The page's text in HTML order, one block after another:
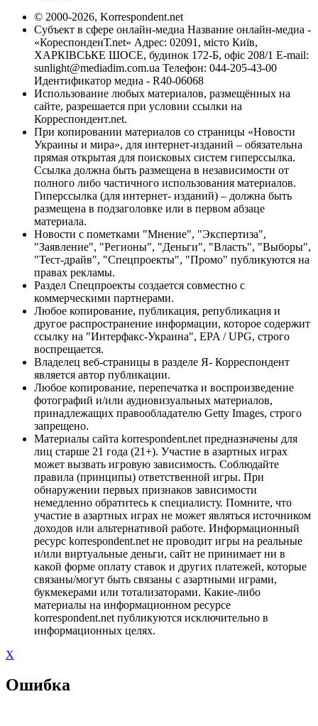
© 2000-2026, Korrespondent.net
Субъект в сфере онлайн-медиа Название онлайн-медиа -
«КореспонденТ.net» Адрес: 02091, місто Київ,
ХАРКІВСЬКЕ ШОСЕ, будинок 172-Б, офіс 208/1 E-mail:
sunlight@mediadim.com.ua Телефон: 044-205-43-00
Идентификатор медиа - R40-06068
Использование любых материалов, размещённых на
сайте, разрешается при условии ссылки на
Корреспондент.net.
При копировании материалов со страницы «Новости
Украины и мира», для интернет-изданий – обязательна
прямая открытая для поисковых систем гиперссылка.
Ссылка должна быть размещена в независимости от
полного либо частичного использования материалов.
Гиперссылка (для интернет- изданий) – должна быть
размещена в подзаголовке или в первом абзаце
материала.
Новости с пометками "Мнение", "Экспертиза",
"Заявление", "Регионы", "Деньги", "Власть", "Выборы",
"Тест-драйв", "Спецпроекты", "Промо" публикуются на
правах рекламы.
Раздел Спецпроекты создается совместно с
коммерческими партнерами.
Любое копирование, публикация, републикация и
другое распространение информации, которое содержит
ссылку на "Интерфакс-Украина", EPA / UPG, строго
воспрещается.
Владелец веб-страницы в разделе Я- Корреспондент
является автор публикации.
Любое копирование, перепечатка и воспроизведение
фотографий и/или аудиовизуальных материалов,
принадлежащих правообладателю Getty Images, строго
запрещено.
Материалы сайта korrespondent.net предназначены для
лиц старше 21 года (21+). Участие в азартных играх
может вызвать игровую зависимость. Соблюдайте
правила (принципы) ответственной игры. При
обнаружении первых признаков зависимости
немедленно обратитесь к специалисту. Помните, что
участие в азартных играх не может являться источником
доходов или альтернативой работе. Информационный
ресурс korrespondent.net не проводит игры на реальные
и/или виртуальные деньги, сайт не принимает ни в
какой форме оплату ставок и других платежей, которые
связаны/могут быть связаны с азартными играми,
букмекерами или тотализаторами. Какие-либо
материалы на информационном ресурсе
korrespondent.net публикуются исключительно в
информационных целях.
X
Ошибка